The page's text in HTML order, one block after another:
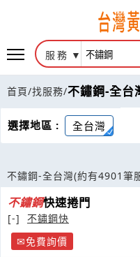
服務
首頁/找服務/不鏽鋼-全台
選擇地區 : 全台灣
不鏽鋼-全台灣(約有4901筆
不鏽鋼快速捲門
[-]
不鏽鋼快
免費詢價